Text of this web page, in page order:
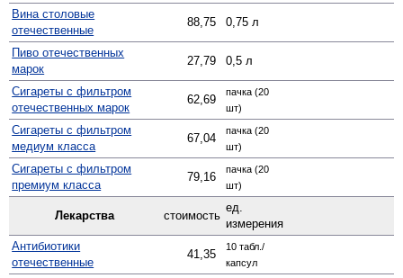
Вина столовые
отечественные
88,75 0,75 л
Пиво отечественных
марок
27,79 0,5 л
Сигареты с фильтром
отечественных марок
62,69
пачка (20
шт)
Сигареты с фильтром
медиум класса
67,04
пачка (20
шт)
Сигареты с фильтром
премиум класса
79,16
пачка (20
шт)
Лекарства стоимость
ед.
измерения
Антибиотики
отечественные
41,35
10 табл./
капсул